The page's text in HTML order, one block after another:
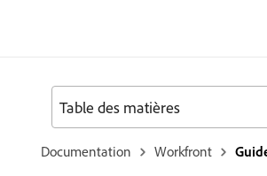
Documentation Workfront
Table des matières